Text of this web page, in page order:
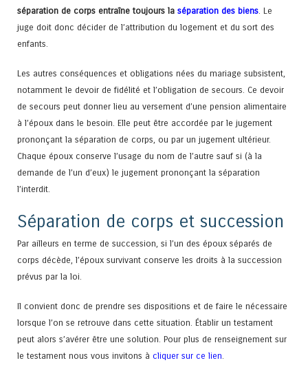
séparation de corps entraîne toujours la séparation des biens . Le
juge doit donc décider de l’attribution du logement et du sort des
enfants.
Les autres conséquences et obligations nées du mariage subsistent,
notamment le devoir de fidélité et l’obligation de secours. Ce devoir
de secours peut donner lieu au versement d’une pension alimentaire
à l’époux dans le besoin. Elle peut être accordée par le jugement
prononçant la séparation de corps, ou par un jugement ultérieur.
Chaque époux conserve l’usage du nom de l’autre sauf si (à la
demande de l’un d’eux) le jugement prononçant la séparation
l’interdit.
Séparation de corps et succession
Par ailleurs en terme de succession, si l’un des époux séparés de
corps décède, l’époux survivant conserve les droits à la succession
prévus par la loi.
Il convient donc de prendre ses dispositions et de faire le nécessaire
lorsque l’on se retrouve dans cette situation. Établir un testament
peut alors s’avérer être une solution. Pour plus de renseignement sur
le testament nous vous invitons à cliquer sur ce lien